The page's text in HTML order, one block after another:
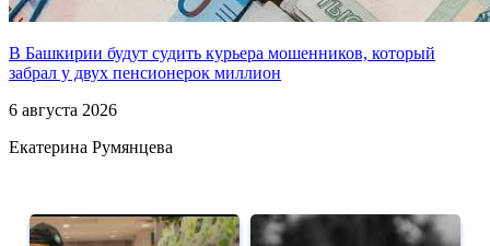
В Башкирии будут судить курьера мошенников, который
забрал у двух пенсионерок миллион
6 августа 2026
Екатерина Румянцева